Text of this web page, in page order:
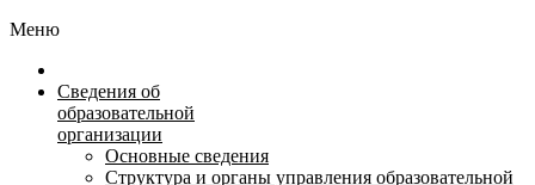
Меню
Сведения об
образовательной
организации
Основные сведения
Структура и органы управления образовательной